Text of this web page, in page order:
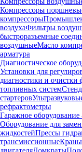
Компрессоры
компрессоры
воздухаФильтры
быстроразъемные
воздушныеМасло
арматура
Диагностическое
Установки для
диагностики и очистки
топливных систем
стартеров
рефрактометры
Гаражное
Оборудование для
жидкостейПрессы
трансмиссионныеКраны
двигателяДомкраты